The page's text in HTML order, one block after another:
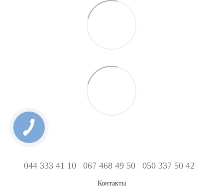
044 333 41 10 067 468 49 50 050 337 50 42
Контакты